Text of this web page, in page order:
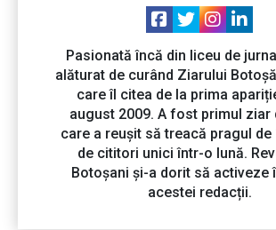
Pasionată încă din liceu de
alăturat de curând Ziarului
care îl citea de la prima
august 2009. A fost primul ziar
care a reușit să treacă pragul de
de cititori unici într-o lună.
Botoșani și-a dorit să activeze
acestei redacții.